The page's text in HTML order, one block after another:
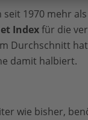
seit 1970 mehr
Indexfür die
Durchschnitt
damit halbiert.
wie bisher,